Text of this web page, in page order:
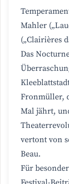
Mahler
(„Clairières
Das
Fronmüller,
Mal jährt,
vertont von
Beau.
Für